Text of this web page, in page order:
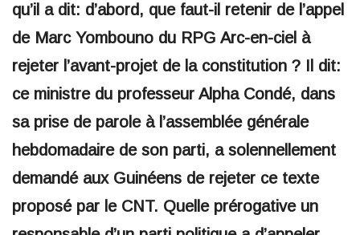
qu’il a dit: d’abord, que faut-il retenir de l’appel
de Marc Yombouno du RPG Arc-en-ciel à
rejeter l’avant-projet de la constitution ? Il dit:
ce ministre du professeur Alpha Condé, dans
sa prise de parole à l’assemblée générale
hebdomadaire de son parti, a solennellement
demandé aux Guinéens de rejeter ce texte
proposé par le CNT. Quelle prérogative un